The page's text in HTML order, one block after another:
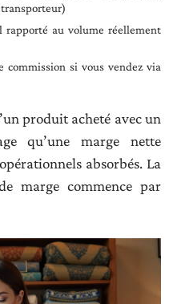
rapporté au volume réellement
commission si vous vendez via
produit acheté avec un
qu’une marge nette
absorbés. La
marge commence par